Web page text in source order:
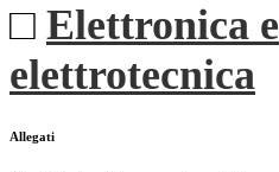
□ Elettronica e
elettrotecnica
Allegati